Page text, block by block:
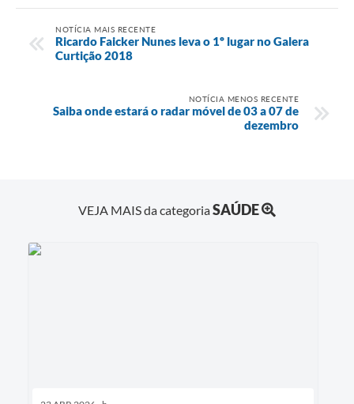
NOTÍCIA MAIS RECENTE
Ricardo Faicker Nunes leva o 1º lugar no Galera
Curtição 2018
NOTÍCIA MENOS RECENTE
Saiba onde estará o radar móvel de 03 a 07 de
dezembro
VEJA MAIS da categoriaSAÚDE